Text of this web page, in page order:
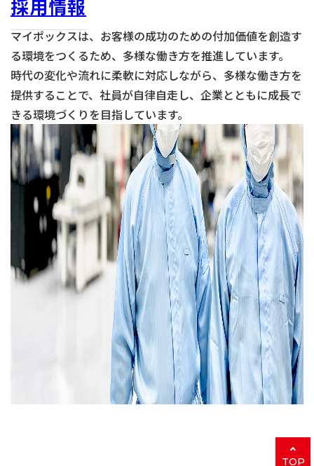
採用情報
マイポックスは、お客様の成功のための付加価値を創造す
る環境をつくるため、多様な働き方を推進しています。
時代の変化や流れに柔軟に対応しながら、多様な働き方を
提供することで、社員が自律自走し、企業とともに成長で
きる環境づくりを目指しています。
TOP